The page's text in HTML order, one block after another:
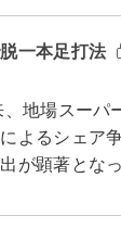
一本足打法
場スーパ
よるシェア
が顕著とな